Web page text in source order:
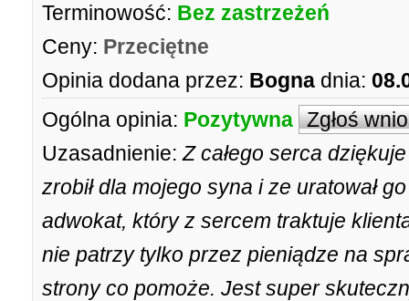
Terminowość: Bez zastrzeżeń
Ceny: Przeciętne
Opinia dodana przez: Bogna dnia:
Ogólna opinia: Pozytywna Zgłoś
Uzasadnienie: Z całego serca
zrobił dla mojego syna i ze uratował
adwokat, który z sercem traktuje
nie patrzy tylko przez pieniądze na
strony co pomoże. Jest super